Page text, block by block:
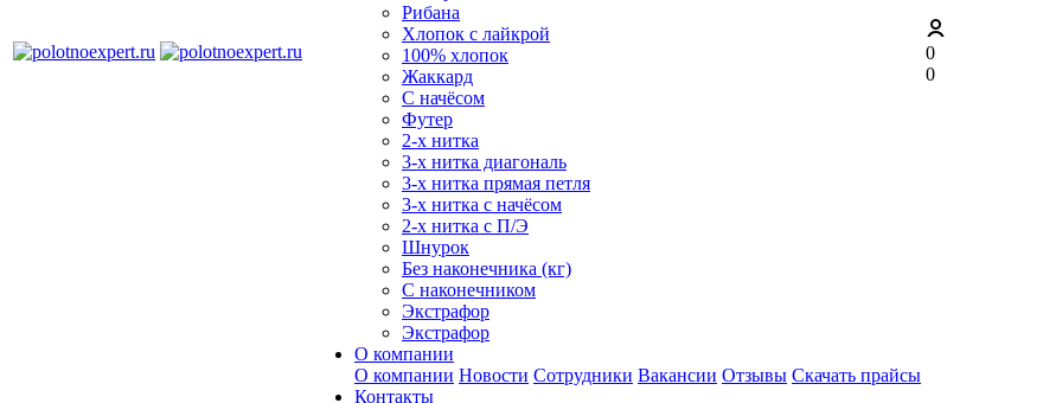
Рибана
Хлопок с лайкрой
100% хлопок
Жаккард
С начёсом
Футер
2-х нитка
3-х нитка диагональ
3-х нитка прямая петля
3-х нитка с начёсом
2-х нитка с П/Э
Шнурок
Без наконечника (кг)
С наконечником
Экстрафор
Экстрафор
О компании
О компании Новости Сотрудники Вакансии Отзывы Скачать прайсы
Контакты
0
0